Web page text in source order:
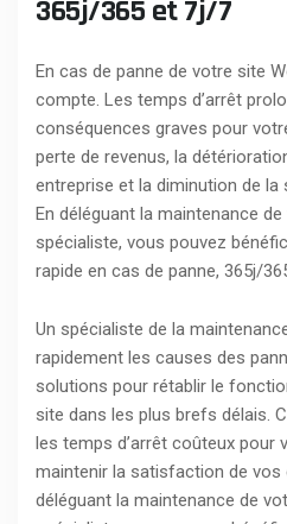
365j/365 et 7j/7
En cas de panne de votre site
compte. Les temps d’arrêt
conséquences graves pour
perte de revenus, la
entreprise et la diminution de
En déléguant la maintenance
spécialiste, vous pouvez
rapide en cas de panne, 365j/
Un spécialiste de la
rapidement les causes des
solutions pour rétablir le
site dans les plus brefs délais.
les temps d’arrêt coûteux pour
maintenir la satisfaction de vos
déléguant la maintenance de